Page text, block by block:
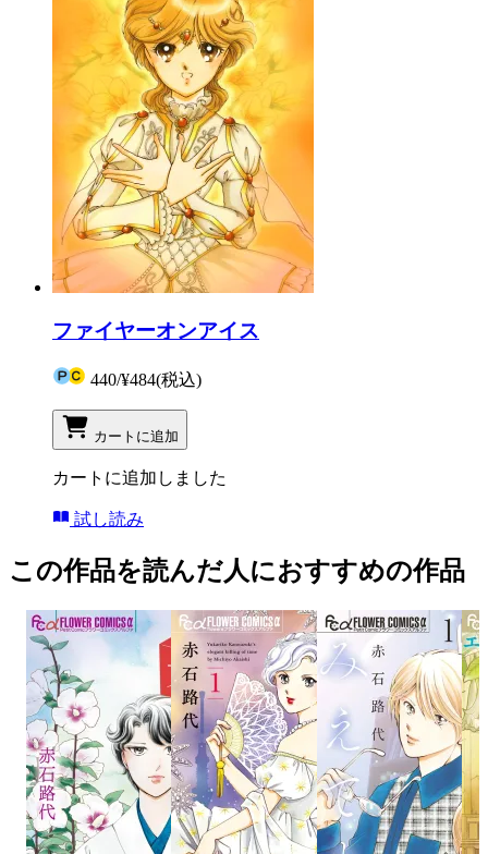
ファイヤーオンアイス
440/¥484(税込)
カートに追加
カートに追加しました
試し読み
この作品を読んだ人におすすめの作品